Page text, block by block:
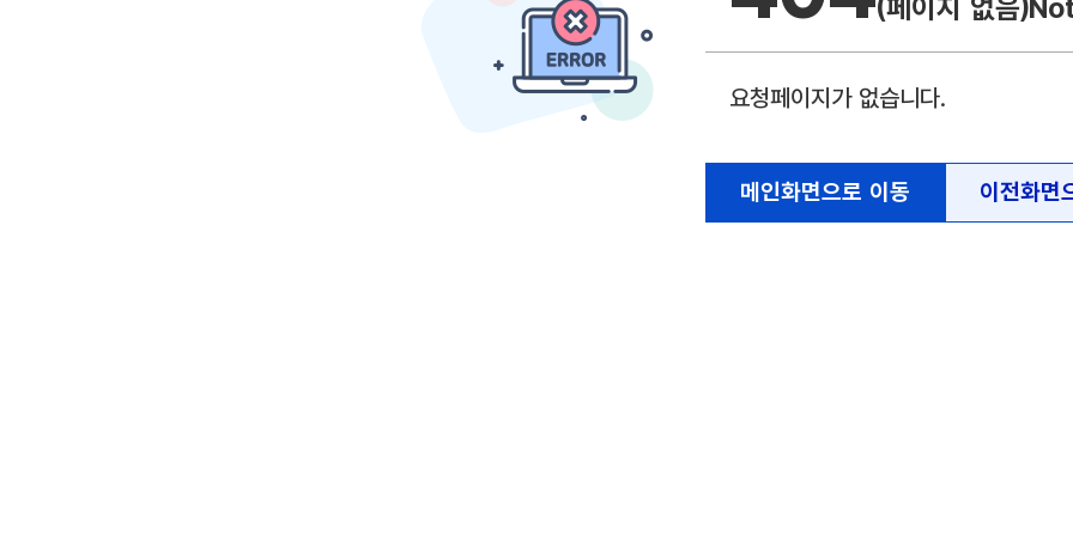
(페이지 없음)
요청페이지가 없습니다.
메인화면으로 이동 이전화면